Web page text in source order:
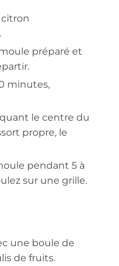
citron
préparé et
minutes,
le centre du
propre, le
pendant 5 à
sur une grille.
une boule de
de fruits.